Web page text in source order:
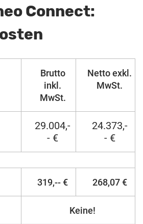
Connect:
Brutto
inkl.
MwSt.
Netto exkl.
MwSt.
29.004,-
- €
24.373,-
- €
319,-- € 268,07 €
Keine!